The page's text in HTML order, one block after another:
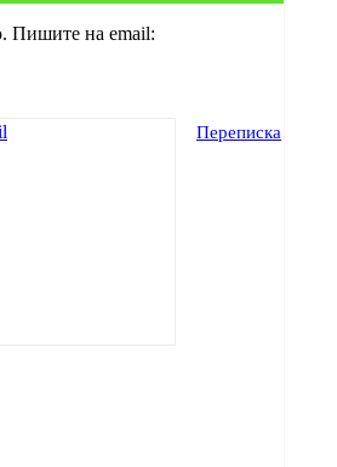
Пишите на email:
Переписка